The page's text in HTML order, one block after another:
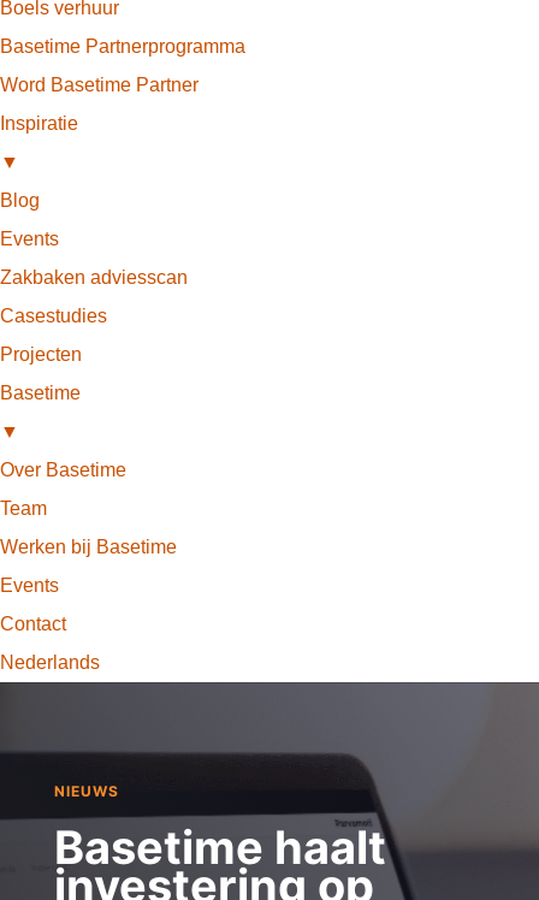
Boels verhuur
Basetime Partnerprogramma
Word Basetime Partner
Inspiratie
▼
Blog
Events
Zakbaken adviesscan
Casestudies
Projecten
Basetime
▼
Over Basetime
Team
Werken bij Basetime
Events
Contact
Nederlands
NIEUWS
Basetime haalt
investering op